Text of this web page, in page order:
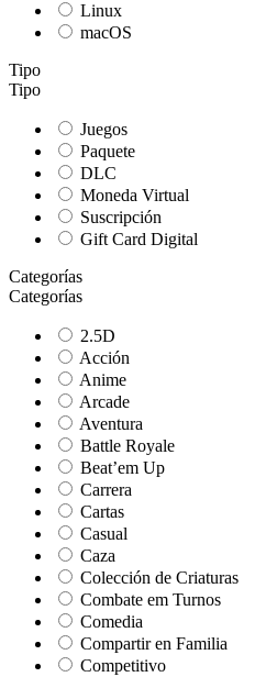
Linux
macOS
Tipo
Tipo
Juegos
Paquete
DLC
Moneda Virtual
Suscripción
Gift Card Digital
Categorías
Categorías
2.5D
Acción
Anime
Arcade
Aventura
Battle Royale
Beat’em Up
Carrera
Cartas
Casual
Caza
Colección de Criaturas
Combate em Turnos
Comedia
Compartir en Familia
Competitivo